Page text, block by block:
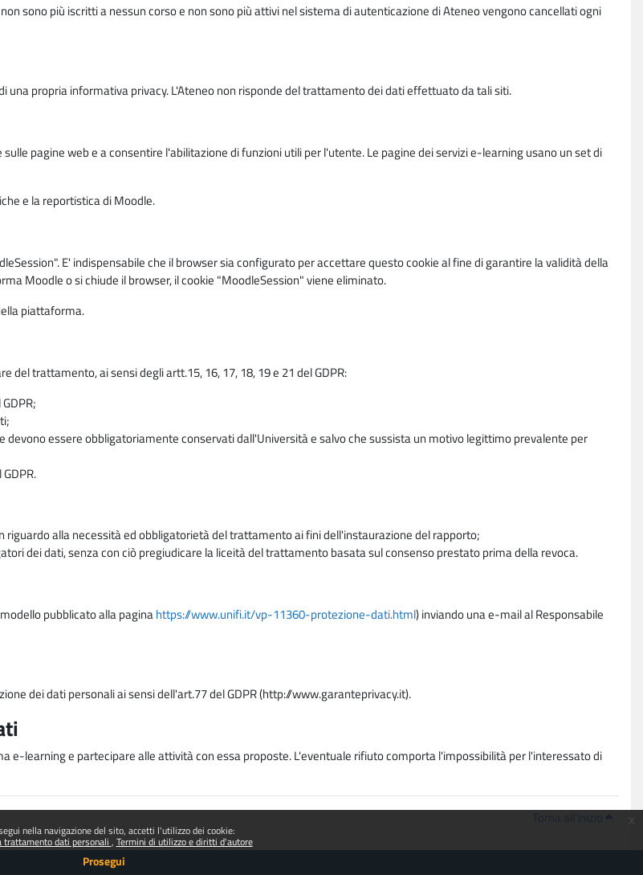
nella navigazione del sito, accetti l'utilizzo dei cookie:
trattamento dati personali Termini di utilizzo e diritti d'autore
Prosegui
sono più iscritti a nessun corso e non sono più attivi nel sistema di autenticazione di Ateneo vengono cancellati ogni
propria informativa privacy. L'Ateneo non risponde del trattamento dei dati effettuato da tali siti.
pagine web e a consentire l'abilitazione di funzioni utili per l'utente. Le pagine dei servizi e-learning usano un set di
e la reportistica di Moodle.
E' indispensabile che il browser sia configurato per accettare questo cookie al fine di garantire la validità della
Moodle o si chiude il browser, il cookie "MoodleSession" viene eliminato.
piattaforma.
del trattamento, ai sensi degli artt.15, 16, 17, 18, 19 e 21 del GDPR:
essere obbligatoriamente conservati dall'Università e salvo che sussista un motivo legittimo prevalente per
alla necessità ed obbligatorietà del trattamento ai fini dell'instaurazione del rapporto;
dei dati, senza con ciò pregiudicare la liceità del trattamento basata sul consenso prestato prima della revoca.
pubblicato alla paginahttps://www.unifi.it/vp-11360-protezione-dati.html) inviando una e-mail al Responsabile
dei dati personali ai sensi dell'art.77 del GDPR (http://www.garanteprivacy.it).
e-learning e partecipare alle attività con essa proposte. L'eventuale rifiuto comporta l'impossibilità per l'interessato di
Torna all'inizio